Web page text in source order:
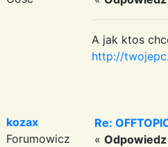
A jak ktos
http://
kozax
Forumowicz
Re:
«